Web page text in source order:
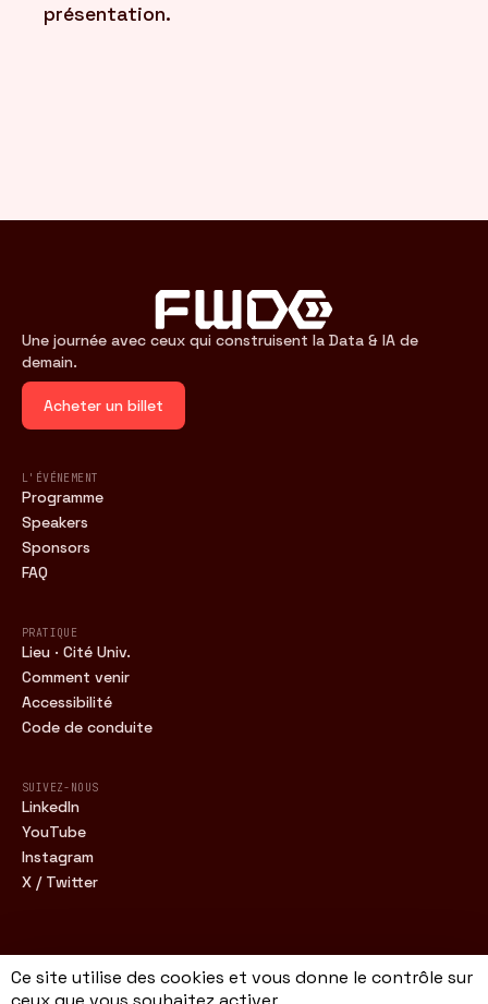
présentation.
Une journée avec ceux qui construisent la Data & IA de
demain.
Acheter un billet
L'ÉVÉNEMENT
Programme
Speakers
Sponsors
FAQ
PRATIQUE
Lieu · Cité Univ.
Comment venir
Accessibilité
Code de conduite
SUIVEZ-NOUS
LinkedIn
YouTube
Instagram
X / Twitter
Ce site utilise des cookies et vous donne le contrôle sur